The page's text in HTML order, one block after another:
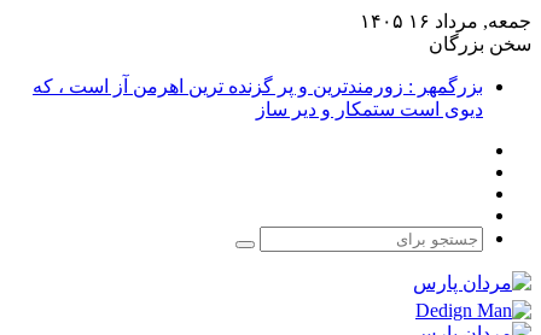
جمعه, مرداد ۱۶ ۱۴۰۵
سخن بزرگان
بزرگمهر : زورمندترین و پر گزنده ترین اهرمن آز است ، که
دیوی است ستمکار و دیر ساز
جستجو